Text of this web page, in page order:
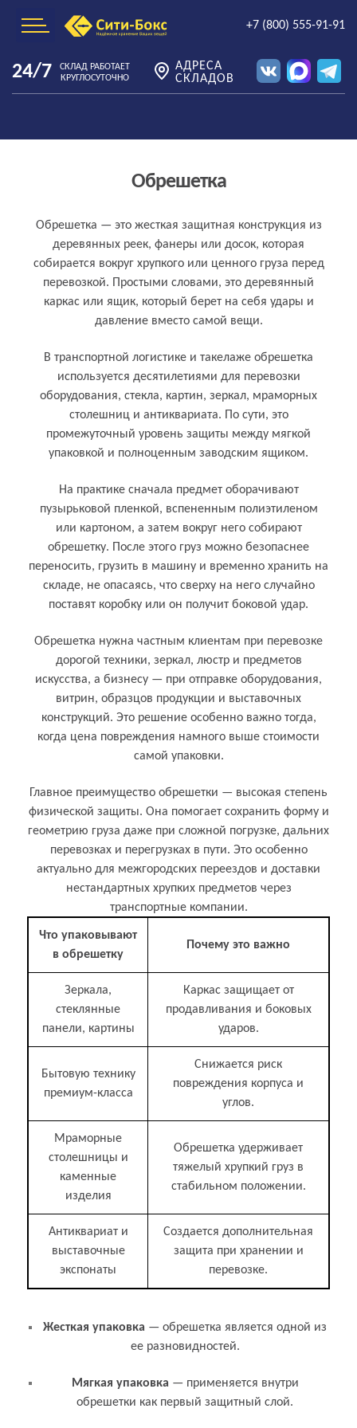
+7 (800) 555-91-91
24/7
СКЛАД РАБОТАЕТ
КРУГЛОСУТОЧНО
АДРЕСА
СКЛАДОВ
Обрешетка
Что такое обрешетка простыми словами
Обрешетка — это жесткая защитная конструкция из
деревянных реек, фанеры или досок, которая
собирается вокруг хрупкого или ценного груза перед
перевозкой. Простыми словами, это деревянный
каркас или ящик, который берет на себя удары и
давление вместо самой вещи.
В транспортной логистике и такелаже обрешетка
используется десятилетиями для перевозки
оборудования, стекла, картин, зеркал, мраморных
столешниц и антиквариата. По сути, это
промежуточный уровень защиты между мягкой
упаковкой и полноценным заводским ящиком.
На практике сначала предмет оборачивают
пузырьковой пленкой, вспененным полиэтиленом
или картоном, а затем вокруг него собирают
обрешетку. После этого груз можно безопаснее
переносить, грузить в машину и временно хранить на
складе, не опасаясь, что сверху на него случайно
поставят коробку или он получит боковой удар.
Кому и для чего нужен обрешетка
Обрешетка нужна частным клиентам при перевозке
дорогой техники, зеркал, люстр и предметов
искусства, а бизнесу — при отправке оборудования,
витрин, образцов продукции и выставочных
конструкций. Это решение особенно важно тогда,
когда цена повреждения намного выше стоимости
самой упаковки.
Главное преимущество обрешетки — высокая степень
физической защиты. Она помогает сохранить форму и
геометрию груза даже при сложной погрузке, дальних
перевозках и перегрузках в пути. Это особенно
актуально для межгородских переездов и доставки
нестандартных хрупких предметов через
транспортные компании.
Что упаковывают
в обрешетку
Почему это важно
Зеркала,
стеклянные
панели, картины
Каркас защищает от
продавливания и боковых
ударов.
Бытовую технику
премиум-класса
Снижается риск
повреждения корпуса и
углов.
Мраморные
столешницы и
каменные
изделия
Обрешетка удерживает
тяжелый хрупкий груз в
стабильном положении.
Антиквариат и
выставочные
экспонаты
Создается дополнительная
защита при хранении и
перевозке.
Связанные термины и понятия
Жесткая упаковка — обрешетка является одной из
ее разновидностей.
Мягкая упаковка — применяется внутри
обрешетки как первый защитный слой.